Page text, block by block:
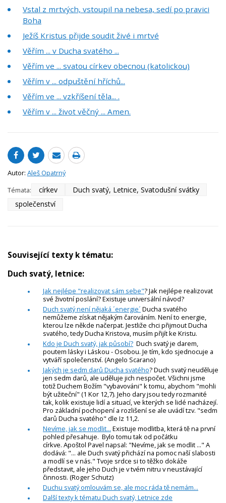
Vstal z mrtvých, vstoupil na nebesa, sedí po pravici
Boha
Ježíš Kristus přijde soudit živé i mrtvé
Věřím ... v Ducha svatého ...
Věřím ve ... svatou církev obecnou (katolickou)
Věřím v ... odpuštění hříchů...
Věřím ve ... vzkříšení těla... .
Věřím v ... život věčný ... Amen.
Autor: Aleš Opatrný
Témata:
církev
Duch svatý, Letnice, Svatodušní svátky
společenství
Související texty k tématu:
Duch svatý, letnice:
Jak nejlépe "realizovat sám sebe"? Jak nejlépe realizovat
své životní poslání? Existuje universální návod?
Duch svatý není nějaká ´energie´ Ducha svatého
nemůžeme získat nějakým čarováním. Není to energie,
kterou lze někde načerpat. Jestliže chci přijmout Ducha
svatého, tedy Ducha Kristova, musím přijít ke Kristu.
Kdo je Duch svatý, jak působí? Duch svatý je darem,
poutem lásky i Láskou - Osobou. Je tím, kdo sjednocuje a
vytváří společenství. (Angelo Scarano)
Jakých je sedm darů Ducha svatého? Duch svatý neuděluje
jen sedm darů, ale uděluje jich nespočet. Všichni jsme
totiž Duchem Božím "vybavováni" k tomu, abychom "mohli
být užiteční" (1 Kor 12,7). Jeho dary jsou tedy rozmanité
tak, kolik existuje lidí a situací, ve kterých se lidé nacházejí.
Pro základní pochopení a rozlišení se ale uvádí tzv. "sedm
darů Ducha svatého" dle Iz 11,2.
Nevíme, jak se modlit... Existuje modlitba, která tě na první
pohled přesahuje. Bylo tomu tak od počátku
církve. Apoštol Pavel napsal: "Nevíme, jak se modlit ..." A
dodává: "... ale Duch svatý přichází na pomoc naší slabosti
a modlí se v nás." Tvoje srdce si to těžko dokáže
představit, ale jeho Duch je v tvém nitru v neustávající
činnosti. (Roger Schutz)
Duchu svatý omlouvám se, ale moc ráda tě nemám...
Další texty k tématu Duch svatý, Letnice zde